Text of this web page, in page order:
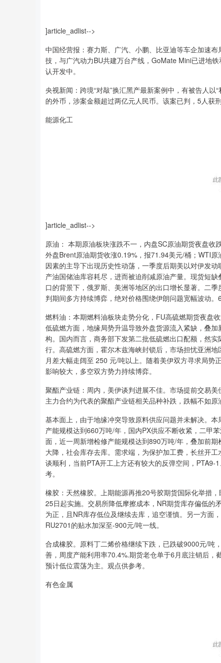
]article_adlist-->
中国经营报：赛力斯、广汽、小鹏、比亚迪等车企加速
技，与广汽动力BU共建万台产线，GoMate Mini已进地
认开发中。
央视新闻：跨境“对敲”换汇黑产最新案例中，有被告人
的外币，涉案金额超过两亿元人民币。该案已判，5人获
能源化工
]article_adlist-->
原油： 本期原油板块涨跌不一，内盘SC原油期货夜盘
外盘Brent原油期货收涨0.19%，报71.94美元/桶；WTI
因素的主导下出现历史性动荡，一季度后期美以对伊发
产油国储油库容耗尽，进而被迫削减原油产量。现货短
口的背景下，俄罗斯、美洲等地区的出口增长显著。二
判期间多方持续博弈，绝对价格围绕伊朗问题宽幅波动
燃料油：本期燃料油板块走势分化，FU高硫燃期货夜盘
低硫燃方面，地缘局势升温导致外盘货源流入紧缺，叠
构。国内而言，商务部下发第二批低硫燃出口配额，然
行。高硫燃方面，霍尔木兹海峡封锁后，市场担忧亚洲
月差大幅走阔至 250 元/吨以上。随着美伊双方寻求局
影响较大，多空双方势力持续博弈。
聚酯产业链：周内，美伊谈判进展不佳。市场提前交易
主力合约为代表的聚酯产业链相关品种补跌，跌幅不如原
基本面上，由于地缘冲突导致原料供应问题并未解决。
产能规模达到660万吨/年，国内PX供应不断收紧，二甲
面，近一周新增检修产能规模达到890万吨/年，叠加前
大降，社会库存去库。需求端，为保护加工费，长丝开
谈顺利，当前PTA开工上方还有较大的反弹空间，
考。
橡胶：天然橡胶。上期能源再推20号胶期货国际化举措
25日起实施。交易所降低摩擦成本，NR期货库存偏低的
为正，且NR库存低位及继续去库，追空谨慎。另一方面
RU2701的贴水加深至-900元/吨一线。
合成橡胶。原料丁二烯价格继续下跌，已跌破9000元/吨
善，周度产能利用率70.4%.期货老仓单于6月底注销后
预计低位震荡为主。观点供参考。
有色金属